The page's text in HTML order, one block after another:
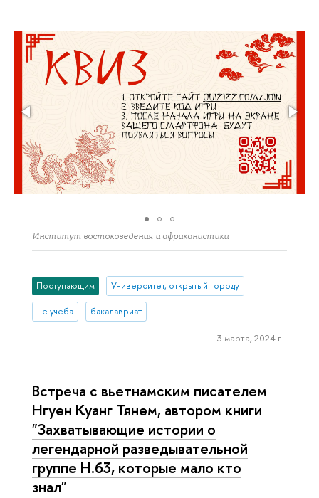
Институт востоковедения и африканистики
Поступающим Университет, открытый городу
не учеба бакалавриат
3 марта, 2024 г.
Встреча с вьетнамским писателем
Нгуен Куанг Тянем, автором книги
"За­хва­ты­ва­ю­щие истории о
легендарной раз­ве­ды­ва­тель­ной
группе H.63, которые мало кто
знал"